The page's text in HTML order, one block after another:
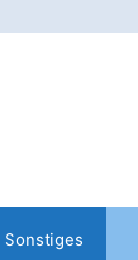
Sonstiges